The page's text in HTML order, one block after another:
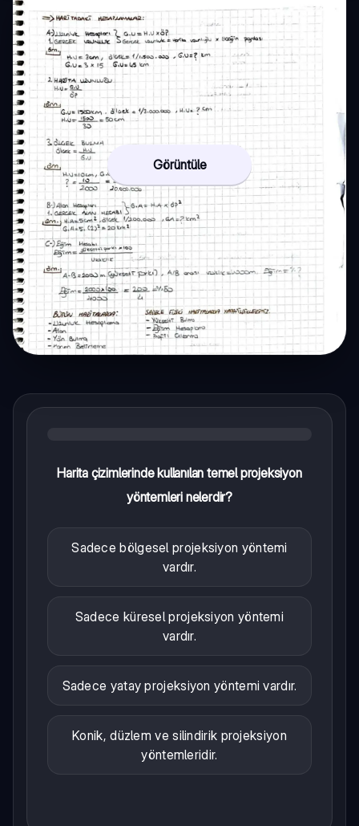
Görüntüle
Harita çizimlerinde kullanılan temel projeksiyon
yöntemleri nelerdir?
Sadece bölgesel projeksiyon yöntemi
vardır.
Sadece küresel projeksiyon yöntemi
vardır.
Sadece yatay projeksiyon yöntemi vardır.
Konik, düzlem ve silindirik projeksiyon
yöntemleridir.